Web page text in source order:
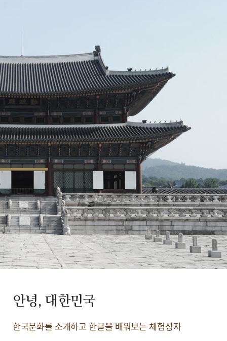
안녕, 대한민국
한국문화를 소개하고 한글을 배워보는 체험상자